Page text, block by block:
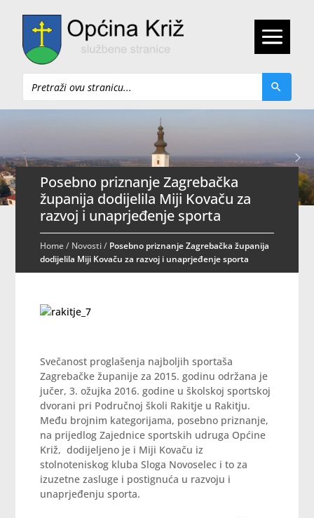
Pretraži
Posebno priznanje Zagrebačka
županija dodijelila Miji Kovaču za
razvoj i unaprjeđenje sporta
Home/ Novosti/ Posebno priznanje Zagrebačka županija
dodijelila Miji Kovaču za razvoj i unaprjeđenje sporta
Svečanost proglašenja najboljih sportaša
Zagrebačke županije za 2015. godinu održana je
jučer, 3. ožujka 2016. godine u školskoj sportskoj
dvorani pri Područnoj školi Rakitje u Rakitju.
Među brojnim kategorijama, posebno priznanje,
na prijedlog Zajednice sportskih udruga Općine
Križ, dodijeljeno je i Miji Kovaču iz
stolnoteniskog kluba Sloga Novoselec i to za
izuzetne zasluge i postignuća u razvoju i
unaprjeđenju sporta.